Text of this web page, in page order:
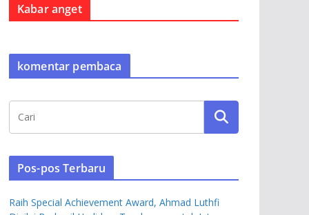
Kabar anget
komentar pembaca
Pos-pos Terbaru
Raih Special Achievement Award, Ahmad Luthfi